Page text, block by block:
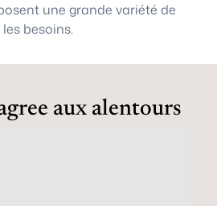
une grande variété de
besoins.
aux alentours